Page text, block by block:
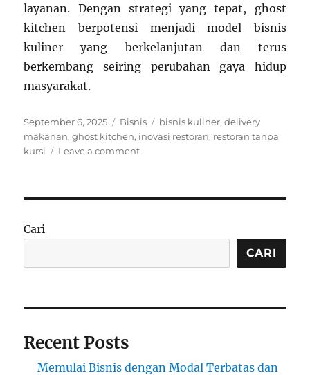
layanan. Dengan strategi yang tepat, ghost
kitchen berpotensi menjadi model bisnis
kuliner yang berkelanjutan dan terus
berkembang seiring perubahan gaya hidup
masyarakat.
Posted
on
September 6, 2025 Categories
Bisnis Tags
bisnis kuliner,delivery
makanan,ghost kitchen, inovasi restoran, restoran tanpa
kursi
Leave a commenton
Tanpa
yang
Daun
Cari
CARI
Recent Posts
Memulai Bisnis dengan Modal Terbatas dan